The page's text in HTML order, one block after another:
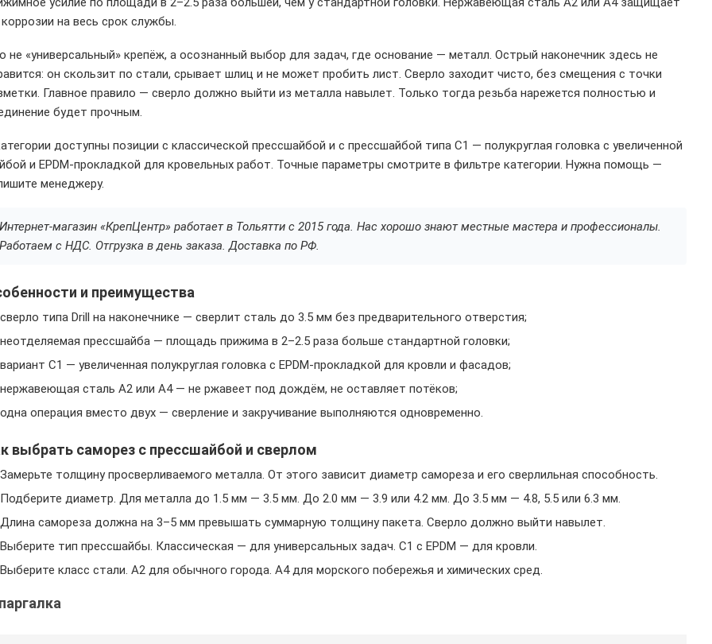
на весь срок службы.
не «универсальный» крепёж, а осознанный выбор для задач, где основание — металл. Острый наконечник здесь не
он скользит по стали, срывает шлиц и не может пробить лист. Сверло заходит чисто, без смещения с точки
Главное правило — сверло должно выйти из металла навылет. Только тогда резьба нарежется полностью и
будет прочным.
доступны позиции с классической прессшайбой и с прессшайбой типа С1 — полукруглая головка с увеличенной
и EPDM-прокладкой для кровельных работ. Точные параметры смотрите в фильтре категории. Нужна помощь —
менеджеру.
Интернет-магазин «КрепЦентр» работает в Тольятти с 2015 года. Нас хорошо знают местные мастера и профессионалы.
Работаем с НДС. Отгрузка в день заказа. Доставка по РФ.
и преимущества
сверло типа Drill на наконечнике — сверлит сталь до 3.5 мм без предварительного отверстия;
неотделяемая прессшайба — площадь прижима в 2–2.5 раза больше стандартной головки;
вариант С1 — увеличенная полукруглая головка с EPDM-прокладкой для кровли и фасадов;
нержавеющая сталь A2 или A4 — не ржавеет под дождём, не оставляет потёков;
одна операция вместо двух — сверление и закручивание выполняются одновременно.
выбрать саморез с прессшайбой и сверлом
Замерьте толщину просверливаемого металла. От этого зависит диаметр самореза и его сверлильная способность.
Подберите диаметр. Для металла до 1.5 мм — 3.5 мм. До 2.0 мм — 3.9 или 4.2 мм. До 3.5 мм — 4.8, 5.5 или 6.3 мм.
Длина самореза должна на 3–5 мм превышать суммарную толщину пакета. Сверло должно выйти навылет.
Выберите тип прессшайбы. Классическая — для универсальных задач. С1 с EPDM — для кровли.
Выберите класс стали. A2 для обычного города. A4 для морского побережья и химических сред.